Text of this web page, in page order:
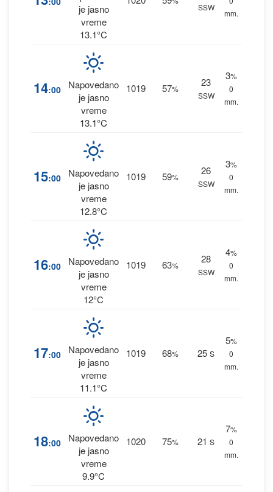
je jasno
vreme
13.1°C
SSW
mm.
14:00
Napovedano
je jasno
vreme
13.1°C
1019 57%
23
SSW
3%
0
mm.
15:00
Napovedano
je jasno
vreme
12.8°C
1019 59%
26
SSW
3%
0
mm.
16:00
Napovedano
je jasno
vreme
12°C
1019 63%
28
SSW
4%
0
mm.
17:00
Napovedano
je jasno
vreme
11.1°C
1019 68% 25 S
5%
0
mm.
18:00
Napovedano
je jasno
vreme
9.9°C
1020 75% 21 S
7%
0
mm.